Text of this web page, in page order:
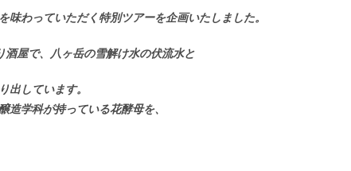
わっていただく特別ツアーを企画いたしました。
酒屋で、八ヶ岳の雪解け水の伏流水と
出しています。
造学科が持っている花酵母を、